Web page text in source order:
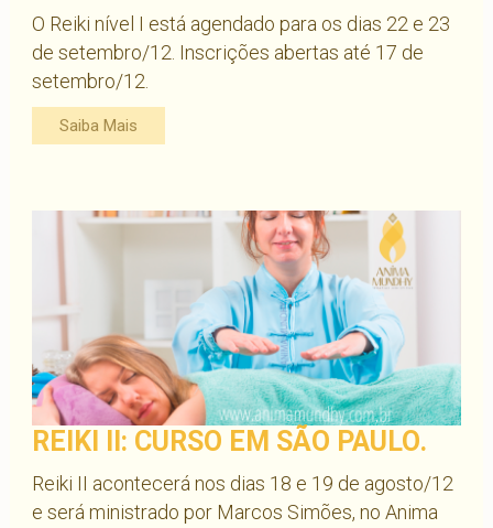
O Reiki nível I está agendado para os dias 22 e 23
de setembro/12. Inscrições abertas até 17 de
setembro/12.
Saiba Mais
REIKI II: CURSO EM SÃO PAULO.
Reiki II acontecerá nos dias 18 e 19 de agosto/12
e será ministrado por Marcos Simões, no Anima